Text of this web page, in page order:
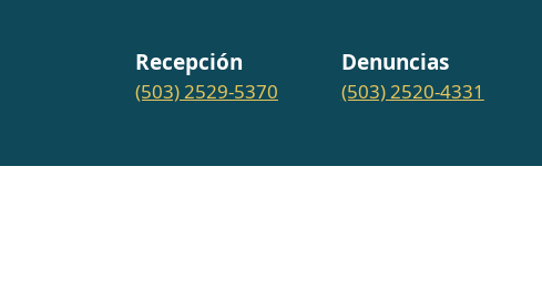
Recepción
(503) 2529-5370
Denuncias
(503) 2520-4331